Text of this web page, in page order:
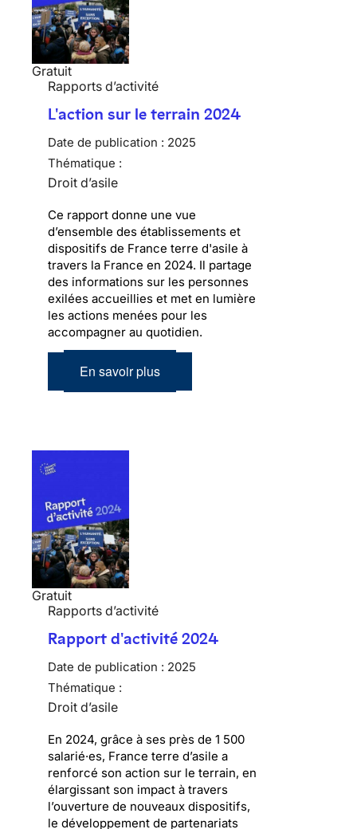
Gratuit
Rapports d’activité
L'action sur le terrain 2024
Date de publication : 2025
Thématique :
Droit d’asile
Ce rapport donne une vue
d’ensemble des établissements et
dispositifs de France terre d'asile à
travers la France en 2024. Il partage
des informations sur les personnes
exilées accueillies et met en lumière
les actions menées pour les
accompagner au quotidien.
En savoir plus
Gratuit
Rapports d’activité
Rapport d'activité 2024
Date de publication : 2025
Thématique :
Droit d’asile
En 2024, grâce à ses près de 1 500
salarié·es, France terre d’asile a
renforcé son action sur le terrain, en
élargissant son impact à travers
l’ouverture de nouveaux dispositifs,
le développement de partenariats